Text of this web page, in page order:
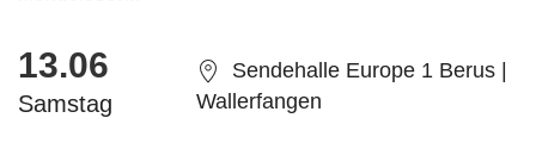
13.06
Samstag
Sendehalle Europe 1 Berus |
Wallerfangen